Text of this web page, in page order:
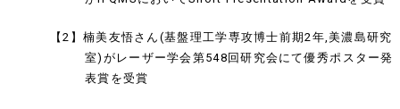
【2】楠美友悟さん(基盤理工学専攻博士前期2年,美濃島研究
室)がレーザー学会第548回研究会にて優秀ポスター発
表賞を受賞